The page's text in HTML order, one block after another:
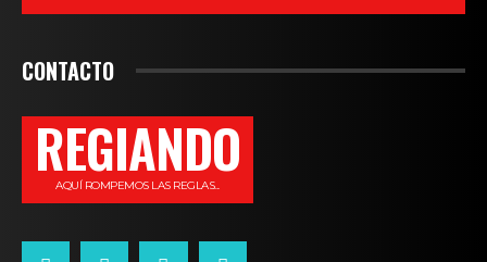
CONTACTO
REGIANDO
AQUÍ ROMPEMOS LAS REGLAS...